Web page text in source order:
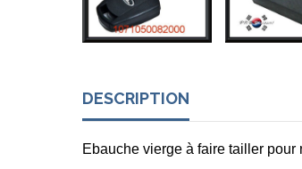
DESCRIPTION
Ebauche vierge à faire tailler